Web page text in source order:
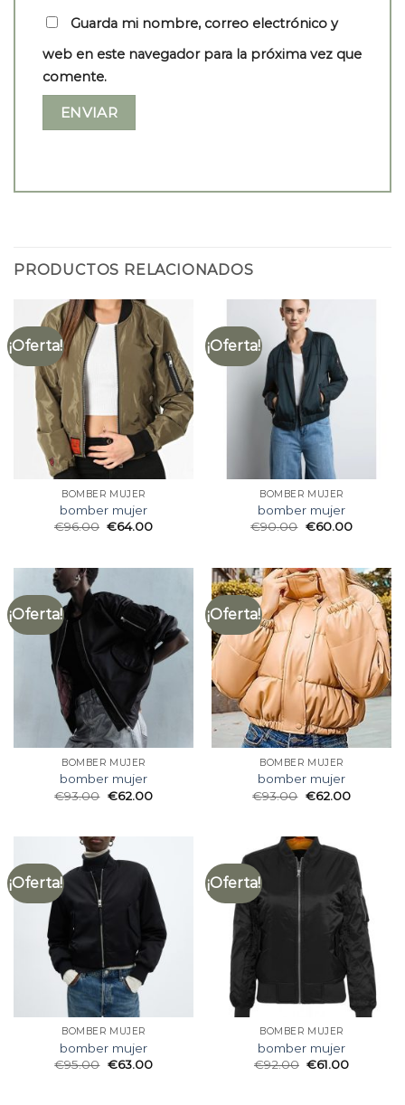
Guarda mi nombre, correo electrónico y
web en este navegador para la próxima vez que
comente.
PRODUCTOS RELACIONADOS
¡Oferta!
BOMBER MUJER
bomber mujer
€96.00 €64.00
¡Oferta!
BOMBER MUJER
bomber mujer
€90.00 €60.00
¡Oferta!
BOMBER MUJER
bomber mujer
€93.00 €62.00
¡Oferta!
BOMBER MUJER
bomber mujer
€93.00 €62.00
¡Oferta!
BOMBER MUJER
bomber mujer
€95.00 €63.00
¡Oferta!
BOMBER MUJER
bomber mujer
€92.00 €61.00